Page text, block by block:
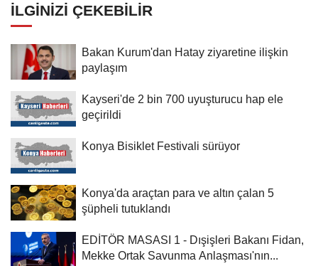
İLGINIZI ÇEKEBILIR
Bakan Kurum'dan Hatay ziyaretine ilişkin
paylaşım
Kayseri'de 2 bin 700 uyuşturucu hap ele
geçirildi
Konya Bisiklet Festivali sürüyor
Konya'da araçtan para ve altın çalan 5
şüpheli tutuklandı
EDİTÖR MASASI 1 - Dışişleri Bakanı Fidan,
Mekke Ortak Savunma Anlaşması'nın...